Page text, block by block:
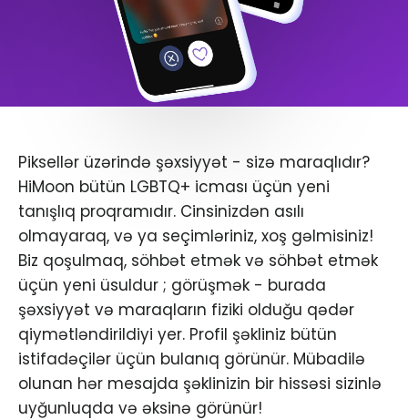
Piksellər üzərində şəxsiyyət - sizə maraqlıdır?
HiMoon bütün LGBTQ+ icması üçün yeni
tanışlıq proqramıdır. Cinsinizdən asılı
olmayaraq, və ya seçimləriniz, xoş gəlmisiniz!
Biz qoşulmaq, söhbət etmək və söhbət etmək
üçün yeni üsuldur ; görüşmək - burada
şəxsiyyət və maraqların fiziki olduğu qədər
qiymətləndirildiyi yer. Profil şəkliniz bütün
istifadəçilər üçün bulanıq görünür. Mübadilə
olunan hər mesajda şəklinizin bir hissəsi sizinlə
uyğunluqda və əksinə görünür!